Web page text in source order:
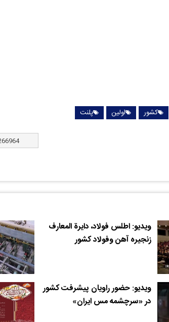
کشور اولین پلنت
ویدیو: اطلس فولاد، دایرة المعارف
زنجیره آهن وفولاد کشور
ویدیو: حضور راویان پیشرفت کشور
در «سرچشمه مس ایران»